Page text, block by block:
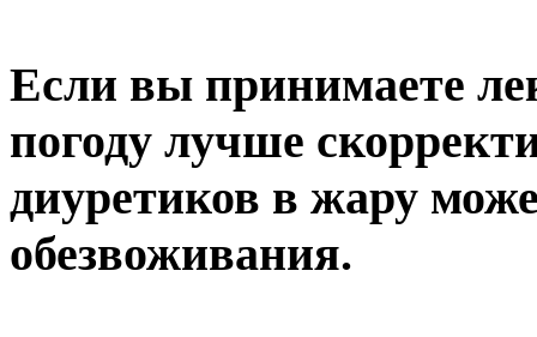
Если вы принимаете
погоду лучше
диуретиков в жару
обезвоживания.